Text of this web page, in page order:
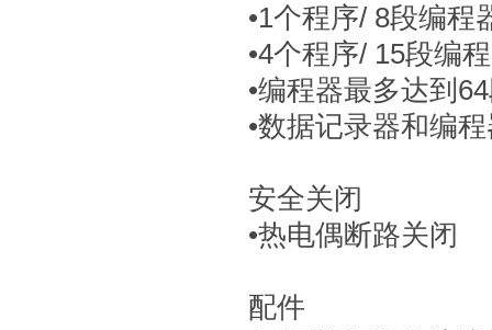
•1个程序/ 8段编程
•4个程序/ 15段编
•编程器最多达到
•数据记录器和编
安全关闭
•热电偶断路关闭
配件